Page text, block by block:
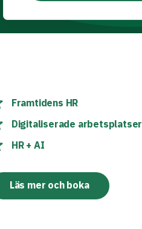
Framtidens HR
Digitaliserade arbetsplatser
HR + AI
Läs mer och boka